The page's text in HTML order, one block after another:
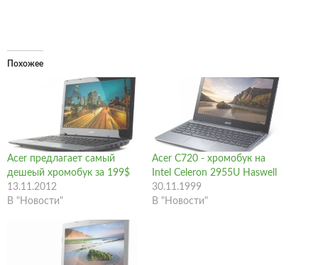
Похожее
Acer предлагает самый
дешеый хромобук за 199$
13.11.2012
В "Новости"
Acer C720 - хромобук на
Intel Celeron 2955U Haswell
30.11.1999
В "Новости"